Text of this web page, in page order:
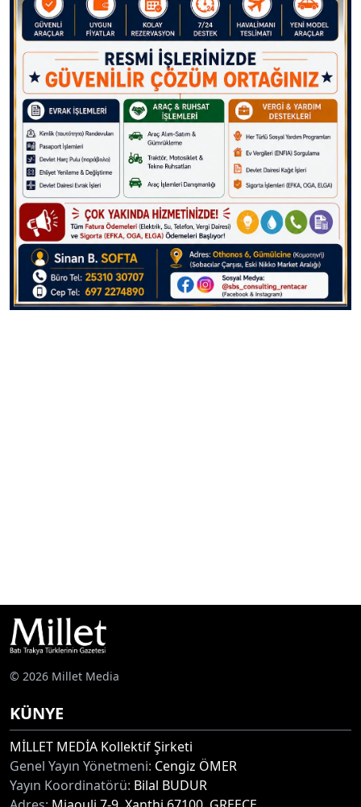
© 2026 Millet Media
KÜNYE
MİLLET MEDİA Kollektif Şirketi
Genel Yayın Yönetmeni: Cengiz ÖMER
Yayın Koordinatörü: Bilal BUDUR